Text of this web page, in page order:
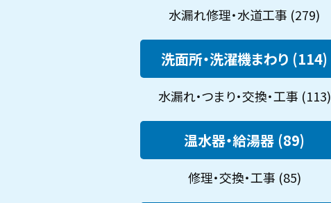
水漏れ修理・水道工事 (279)
洗面所・洗濯機まわり (114)
水漏れ・つまり・交換・工事 (113)
温水器・給湯器 (89)
修理・交換・工事 (85)